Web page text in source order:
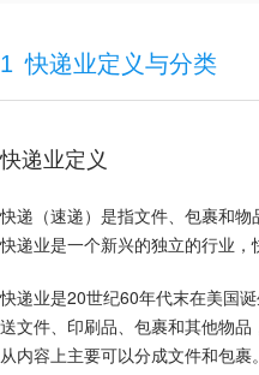
1 快递业定义与分类
快递业定义
快递（速递）是指文件、包裹和
快递业是一个新兴的独立的行业，
快递业是20世纪60年代末在美国
送文件、印刷品、包裹和其他物
从内容上主要可以分成文件和包裹。